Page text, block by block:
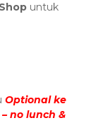
untuk
Optional ke
no lunch &